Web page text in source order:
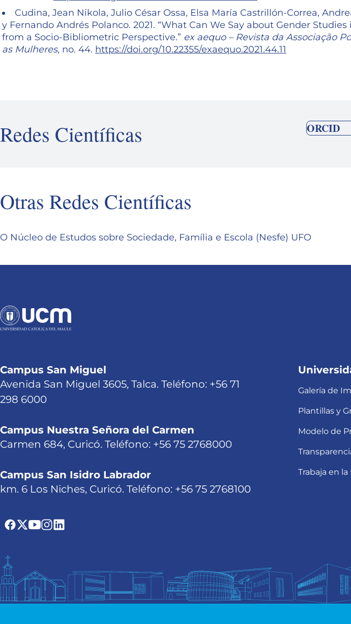
Cudina, Jean Nikola, Julio César Ossa, Elsa María Castrillón-Correa,
y Fernando Andrés Polanco. 2021. “What Can We Say about Gender
from a Socio-Bibliometric Perspective.” ex aequo – Revista da Associação
as Mulheres, no. 44. https://doi.org/10.22355/exaequo.2021.44.11
Redes Científicas ORCID
Otras Redes Científicas
O Núcleo de Estudos sobre Sociedade, Família e Escola (Nesfe) UFO
Campus San Miguel
Avenida San Miguel 3605, Talca. Teléfono: +56 71
298 6000
Campus Nuestra Señora del Carmen
Carmen 684, Curicó. Teléfono: +56 75 2768000
Campus San Isidro Labrador
km. 6 Los Niches, Curicó. Teléfono: +56 75 2768100
Galería de
Plantillas y
Modelo de
Trabaja en la